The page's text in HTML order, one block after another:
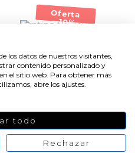
Oferta
-10%
No hay
CARRITO
los datos de nuestros visitantes,
contenido personalizado y
el sitio web. Para obtener más
abre los ajustes.
todo
Rechazar